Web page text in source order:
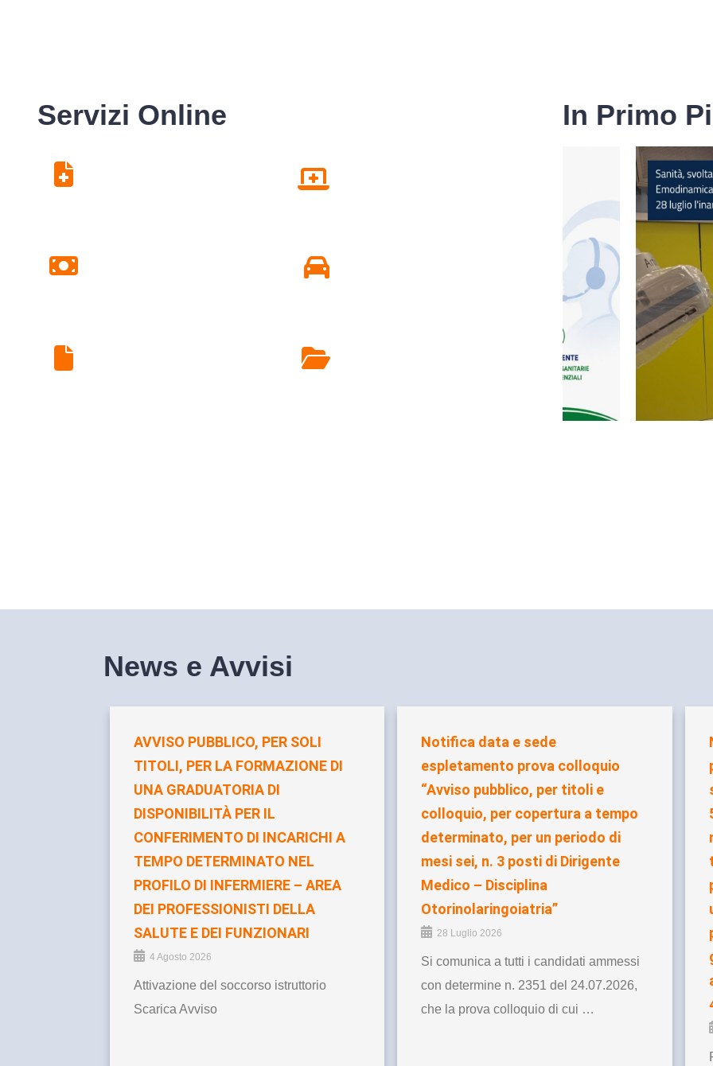
Servizi Online In Primo
News e Avvisi
AVVISO PUBBLICO, PER SOLI
TITOLI, PER LA FORMAZIONE DI
UNA GRADUATORIA DI
DISPONIBILITÀ PER IL
CONFERIMENTO DI INCARICHI A
TEMPO DETERMINATO NEL
PROFILO DI INFERMIERE – AREA
DEI PROFESSIONISTI DELLA
SALUTE E DEI FUNZIONARI
4 Agosto 2026
Attivazione del soccorso istruttorio
Scarica Avviso
Notifica data e sede
espletamento prova colloquio
“Avviso pubblico, per titoli e
colloquio, per copertura a tempo
determinato, per un periodo di
mesi sei, n. 3 posti di Dirigente
Medico – Disciplina
Otorinolaringoiatria”
28 Luglio 2026
Si comunica a tutti i candidati ammessi
con determine n. 2351 del 24.07.2026,
che la prova colloquio di cui …